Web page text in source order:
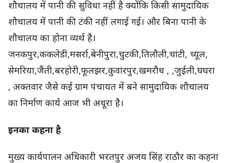
शौचालय में पानी की सुविधा नहीं है क्योंकि किसी सामुदायिक
शौचालय में पानी की टंकी नहीं लगाई गई। और बिना पानी के
शौचालय का होना व्यर्थ है।
जनकपुर,ककलेडी,मसर्रा,बेनीपुरा,चुटकी,तिलौली,चांटी, च्यूल,
सेमरिया,जैंती,बरहोरी,फूलझर,कुवांरपुर,खमरौध , ,जुईली,घघरा
, अक्तवार जैसे कई ग्राम पंचायत में बने सामुदायिक शौचालय
का निर्माण कार्य आज भी अधूरा है।
इनका कहना है
मुख्य कार्यपालन अधिकारी भरतपुर अजय सिंह राठौर का कहना